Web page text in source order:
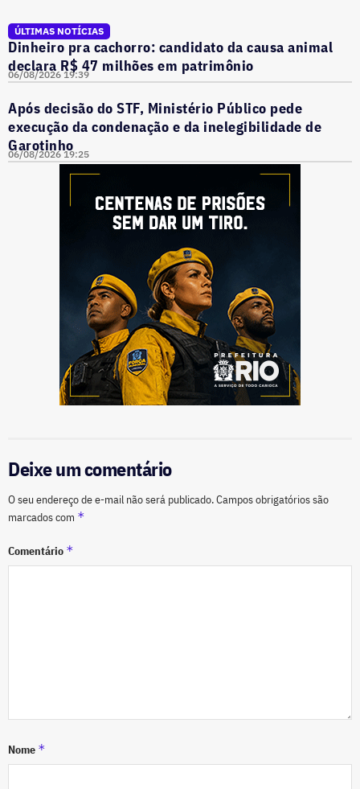
ÚLTIMAS NOTÍCIAS
Dinheiro pra cachorro: candidato da causa animal
declara R$ 47 milhões em patrimônio
06/08/2026 19:39
Após decisão do STF, Ministério Público pede
execução da condenação e da inelegibilidade de
Garotinho
06/08/2026 19:25
Deixe um comentário
O seu endereço de e-mail não será publicado.Campos obrigatórios são
marcados com *
Comentário *
Nome *